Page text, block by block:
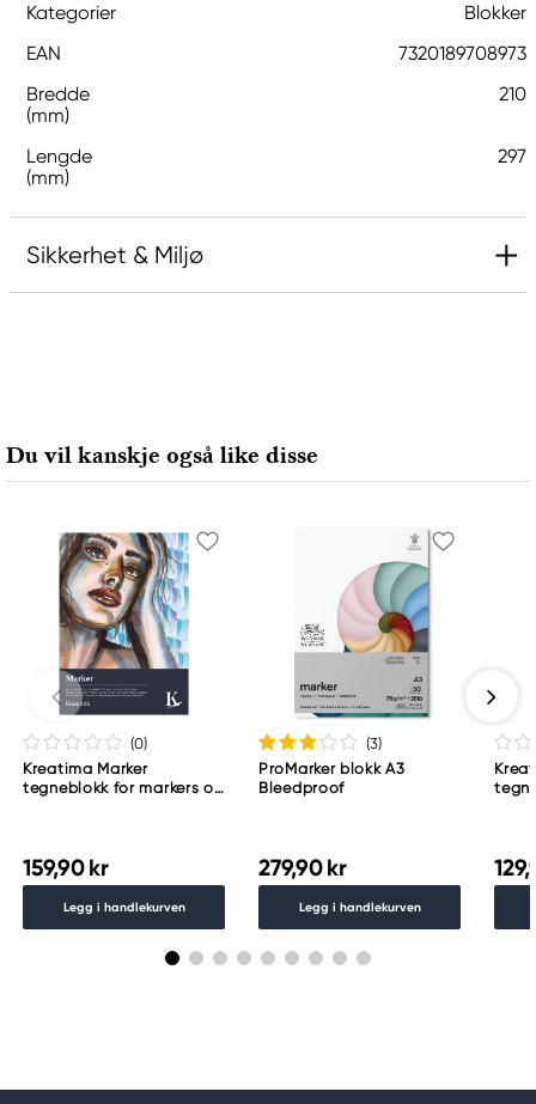
Kategorier
Blokker
EAN
7320189708973
Bredde
(mm)
210
Lengde
(mm)
297
Sikkerhet & Miljø
www.panduro.com
+46 (04) 22 30 70
Du vil kanskje også like disse
(0)
Kreatima Marker
tegneblokk for markers og
159,90 kr
Legg i handlekurven
(3)
ProMarker blokk A3
Bleedproof
279,90 kr
Legg i handlekurven